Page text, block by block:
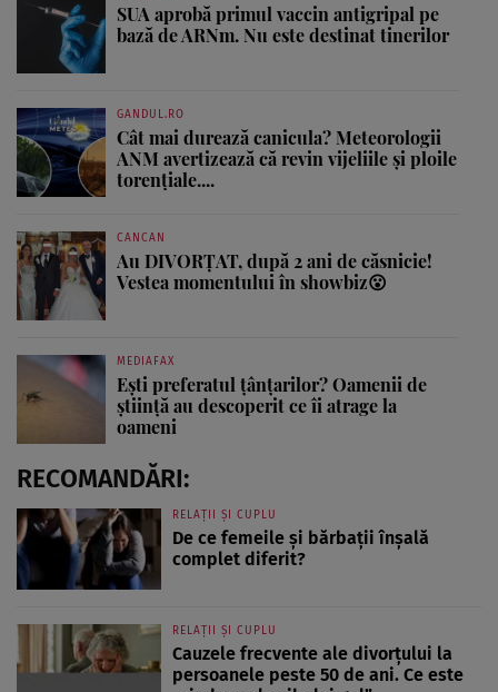
SUA aprobă primul vaccin antigripal pe
bază de ARNm. Nu este destinat tinerilor
GANDUL.RO
Cât mai durează canicula? Meteorologii
ANM avertizează că revin vijeliile și ploile
torențiale....
CANCAN
Au DIVORȚAT, după 2 ani de căsnicie!
Vestea momentului în showbiz😮
MEDIAFAX
Ești preferatul țânțarilor? Oamenii de
știință au descoperit ce îi atrage la
oameni
RECOMANDĂRI:
RELAȚII ȘI CUPLU
De ce femeile și bărbații înșală
complet diferit?
RELAȚII ȘI CUPLU
Cauzele frecvente ale divorțului la
persoanele peste 50 de ani. Ce este